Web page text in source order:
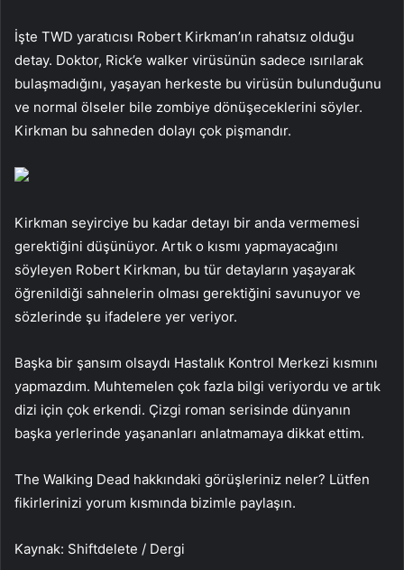
İşte TWD yaratıcısı Robert Kirkman’ın rahatsız olduğu
detay. Doktor, Rick’e walker virüsünün sadece ısırılarak
bulaşmadığını, yaşayan herkeste bu virüsün bulunduğunu
ve normal ölseler bile zombiye dönüşeceklerini söyler.
Kirkman bu sahneden dolayı çok pişmandır.
Kirkman seyirciye bu kadar detayı bir anda vermemesi
gerektiğini düşünüyor. Artık o kısmı yapmayacağını
söyleyen Robert Kirkman, bu tür detayların yaşayarak
öğrenildiği sahnelerin olması gerektiğini savunuyor ve
sözlerinde şu ifadelere yer veriyor.
Başka bir şansım olsaydı Hastalık Kontrol Merkezi kısmını
yapmazdım. Muhtemelen çok fazla bilgi veriyordu ve artık
dizi için çok erkendi. Çizgi roman serisinde dünyanın
başka yerlerinde yaşananları anlatmamaya dikkat ettim.
The Walking Dead hakkındaki görüşleriniz neler? Lütfen
fikirlerinizi yorum kısmında bizimle paylaşın.
Kaynak: Shiftdelete / Dergi